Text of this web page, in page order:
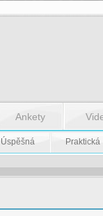
Ankety
Úspěšná Praktická